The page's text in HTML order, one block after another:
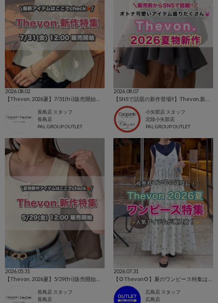
2026.08.02
長島店 スタッフ
長島店
PAL GROUP OUTLET
2026.08.07
小矢部店 スタッフ
北陸小矢部店
PAL GROUP OUTLET
2026.05.31
長島店 スタッフ
長島店
2026.07.31
広島店 スタッフ
広島店